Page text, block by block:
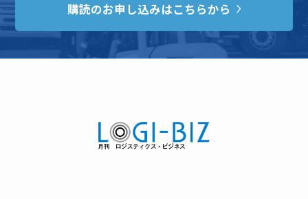
購読のお申し込みはこちらから